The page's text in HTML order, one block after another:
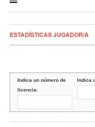
ESTADÍSTICAS JUGADOR/A
Indica un número de
licencia:
Indica